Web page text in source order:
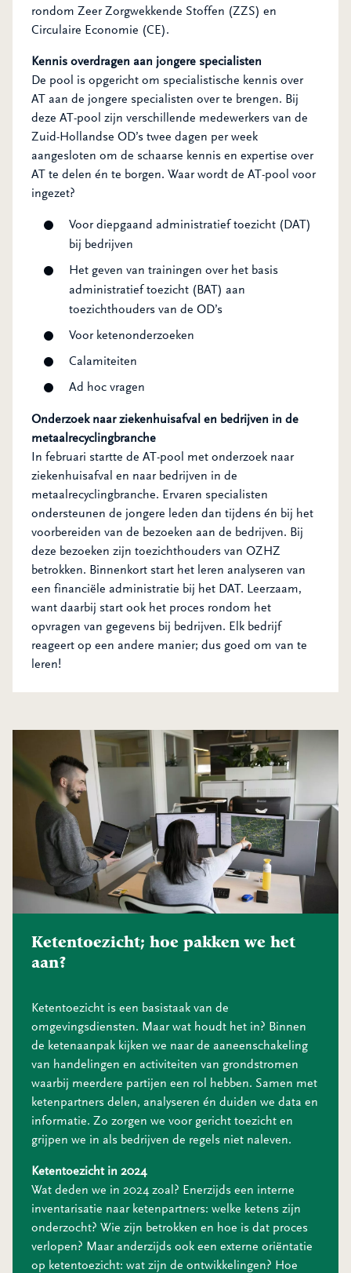
rondom Zeer Zorgwekkende Stoffen (ZZS) en
Circulaire Economie (CE).
Kennis overdragen aan jongere specialisten
De pool is opgericht om specialistische kennis over
AT aan de jongere specialisten over te brengen. Bij
deze AT-pool zijn verschillende medewerkers van de
Zuid-Hollandse OD’s twee dagen per week
aangesloten om de schaarse kennis en expertise over
AT te delen én te borgen. Waar wordt de AT-pool voor
ingezet?
Voor diepgaand administratief toezicht (DAT)
bij bedrijven
Het geven van trainingen over het basis
administratief toezicht (BAT) aan
toezichthouders van de OD’s
Voor ketenonderzoeken
Calamiteiten
Ad hoc vragen
Onderzoek naar ziekenhuisafval en bedrijven in de
metaalrecyclingbranche
In februari startte de AT-pool met onderzoek naar
ziekenhuisafval en naar bedrijven in de
metaalrecyclingbranche. Ervaren specialisten
ondersteunen de jongere leden dan tijdens én bij het
voorbereiden van de bezoeken aan de bedrijven. Bij
deze bezoeken zijn toezichthouders van OZHZ
betrokken. Binnenkort start het leren analyseren van
een financiële administratie bij het DAT. Leerzaam,
want daarbij start ook het proces rondom het
opvragen van gegevens bij bedrijven. Elk bedrijf
reageert op een andere manier; dus goed om van te
leren!
Ketentoezicht; hoe pakken we het
aan?
Ketentoezicht is een basistaak van de
omgevingsdiensten. Maar wat houdt het in? Binnen
de ketenaanpak kijken we naar de aaneenschakeling
van handelingen en activiteiten van grondstromen
waarbij meerdere partijen een rol hebben. Samen met
ketenpartners delen, analyseren én duiden we data en
informatie. Zo zorgen we voor gericht toezicht en
grijpen we in als bedrijven de regels niet naleven.
Ketentoezicht in 2024
Wat deden we in 2024 zoal? Enerzijds een interne
inventarisatie naar ketenpartners: welke ketens zijn
onderzocht? Wie zijn betrokken en hoe is dat proces
verlopen? Maar anderzijds ook een externe oriëntatie
op ketentoezicht: wat zijn de ontwikkelingen? Hoe